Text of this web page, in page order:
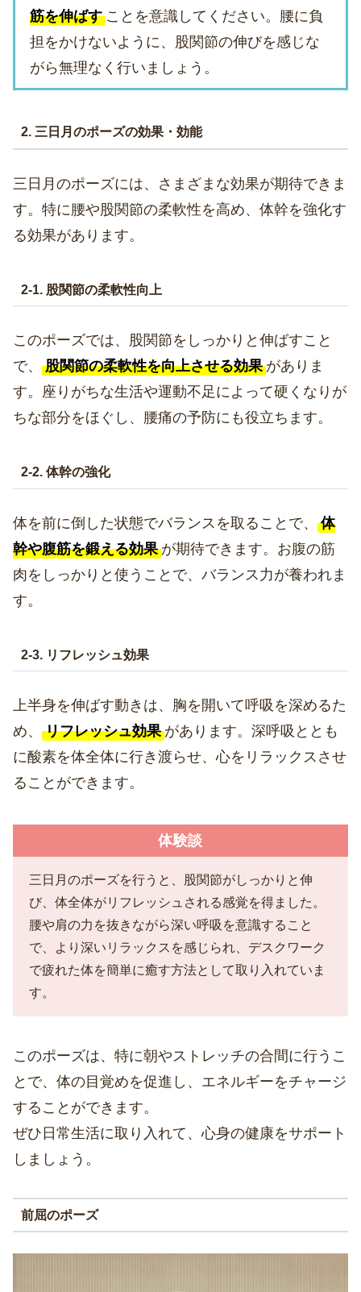
筋を伸ばす ことを意識してください。腰に負
担をかけないように、股関節の伸びを感じな
がら無理なく行いましょう。
2. 三日月のポーズの効果・効能
三日月のポーズには、さまざまな効果が期待できま
す。特に腰や股関節の柔軟性を高め、体幹を強化す
る効果があります。
2-1. 股関節の柔軟性向上
このポーズでは、股関節をしっかりと伸ばすこと
で、
股関節の柔軟性を向上させる効果 がありま
す。座りがちな生活や運動不足によって硬くなりが
ちな部分をほぐし、腰痛の予防にも役立ちます。
2-2. 体幹の強化
体を前に倒した状態でバランスを取ることで、
体
幹や腹筋を鍛える効果 が期待できます。お腹の筋
肉をしっかりと使うことで、バランス力が養われま
す。
2-3. リフレッシュ効果
上半身を伸ばす動きは、胸を開いて呼吸を深めるた
め、
リフレッシュ効果 があります。深呼吸ととも
に酸素を体全体に行き渡らせ、心をリラックスさせ
ることができます。
体験談
三日月のポーズを行うと、股関節がしっかりと伸
び、体全体がリフレッシュされる感覚を得ました。
腰や肩の力を抜きながら深い呼吸を意識すること
で、より深いリラックスを感じられ、デスクワーク
で疲れた体を簡単に癒す方法として取り入れていま
す。
このポーズは、特に朝やストレッチの合間に行うこ
とで、体の目覚めを促進し、エネルギーをチャージ
することができます。
ぜひ日常生活に取り入れて、心身の健康をサポート
しましょう。
前屈のポーズ